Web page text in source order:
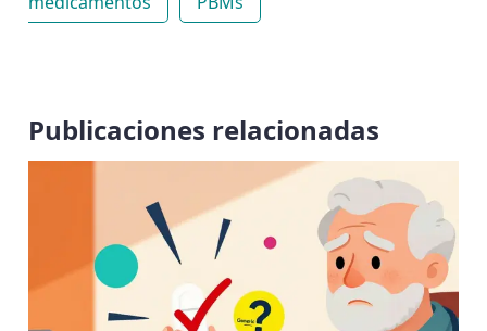
Publicaciones relacionadas